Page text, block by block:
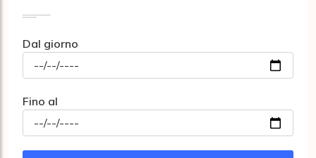
Dal giorno
Fino al